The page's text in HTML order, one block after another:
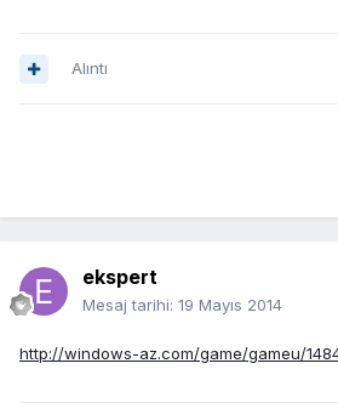
Alıntı
ekspert
Mesaj tarihi: 19 Mayıs 2014
http://windows-az.com/game/gameu/